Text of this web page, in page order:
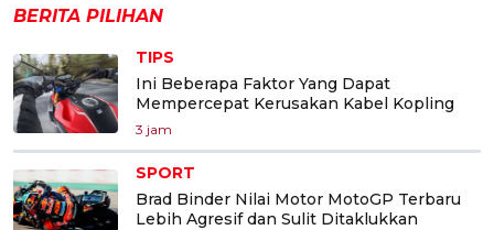
BERITA PILIHAN
TIPS
Ini Beberapa Faktor Yang Dapat
Mempercepat Kerusakan Kabel Kopling
3 jam
SPORT
Brad Binder Nilai Motor MotoGP Terbaru
Lebih Agresif dan Sulit Ditaklukkan